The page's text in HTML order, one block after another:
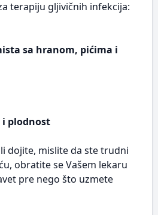
terapiju gljivičnih infekcija:
sa hranom, pićima i
i plodnost
dojite, mislite da ste trudni
obratite se Vašem lekaru
pre nego što uzmete